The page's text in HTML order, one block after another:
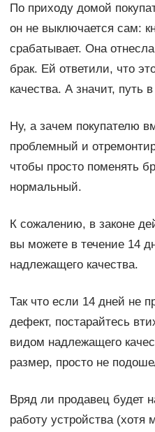
По приходу домой
он не выключается сам:
срабатывает. Она
брак. Ей ответили, что
качества. А значит, путь
Ну, а зачем покупателю
проблемный и
чтобы просто поменять
нормальный.
К сожалению, в законе
вы можете в течение 14
надлежащего качества.
Так что если 14 дней не
дефект, постарайтесь
видом надлежащего
размер, просто не
Вряд ли продавец будет
работу устройства (хотя